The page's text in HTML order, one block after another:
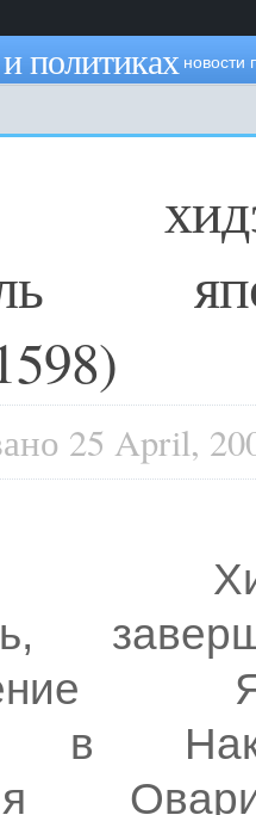
политиках новости
25 April,
в